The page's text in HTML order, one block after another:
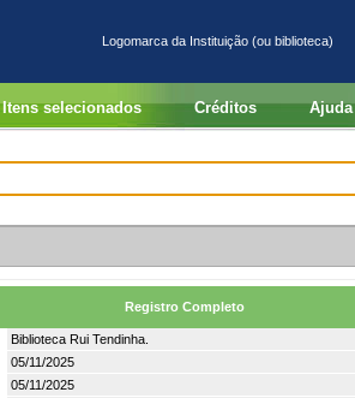
Logomarca da Instituição (ou biblioteca)
Itens selecionados Créditos Ajuda
Registro Completo
Biblioteca Rui Tendinha.
05/11/2025
05/11/2025